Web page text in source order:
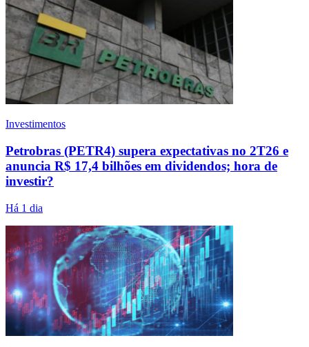
Investimentos
Petrobras (PETR4) supera expectativas no 2T26 e
anuncia R$ 17,4 bilhões em dividendos; hora de
investir?
Há 1 dia